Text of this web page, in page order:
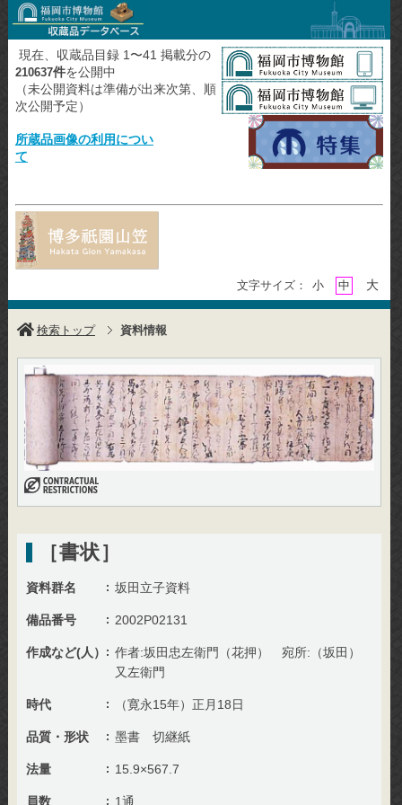
現在、収蔵品目録 1〜41 掲載分の
210637件を公開中
（未公開資料は準備が出来次第、順
次公開予定）
所蔵品画像の利用につい
て
文字サイズ： 小 中 大
検索トップ 資料情報
［書状］
資料群名 坂田立子資料
備品番号 2002P02131
作成など(人）
作者:坂田忠左衛門（花押） 宛所:（坂田）
又左衛門
時代 （寛永15年）正月18日
品質・形状 墨書 切継紙
法量 15.9×567.7
員数 1通